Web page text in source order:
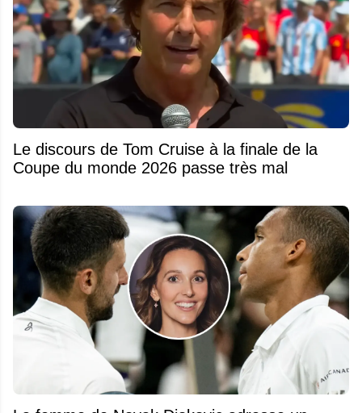
Le discours de Tom Cruise à la finale de la
Coupe du monde 2026 passe très mal